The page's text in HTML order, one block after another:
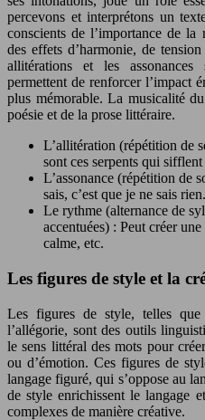
percevons et interprétons un
conscients de l’importance de
des effets d’harmonie, de
allitérations et les
permettent de renforcer l’impact
plus mémorable. La musicalité
poésie et de la prose littéraire.
L’allitération (répétition de
sont ces serpents qui
L’assonance (répétition de
sais, c’est que je ne sais
Le rythme (alternance de
accentuées) : Peut créer
calme, etc.
Les figures de style et la
Les figures de style, telles
l’allégorie, sont des outils
le sens littéral des mots pour
ou d’émotion. Ces figures de
langage figuré, qui s’oppose au
de style enrichissent le langage
complexes de manière créative.